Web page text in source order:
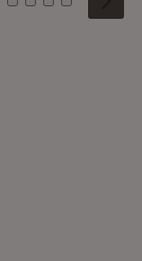
6 7 8 9
Kachel: 10
Zu Kachel: 11
Zu Kachel: 12
Zu Kachel:
Zu